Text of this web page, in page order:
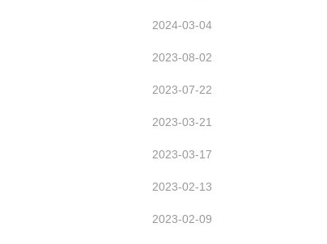
2024-03-04
2023-08-02
2023-07-22
2023-03-21
2023-03-17
2023-02-13
2023-02-09